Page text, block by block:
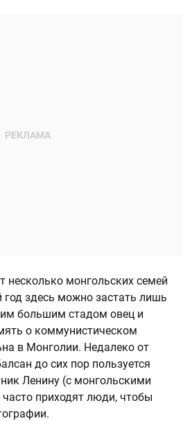
несколько монгольских семей
год здесь можно застать лишь
большим стадом овец и
о коммунистическом
в Монголии. Недалеко от
до сих пор пользуется
Ленину (с монгольскими
приходят люди, чтобы